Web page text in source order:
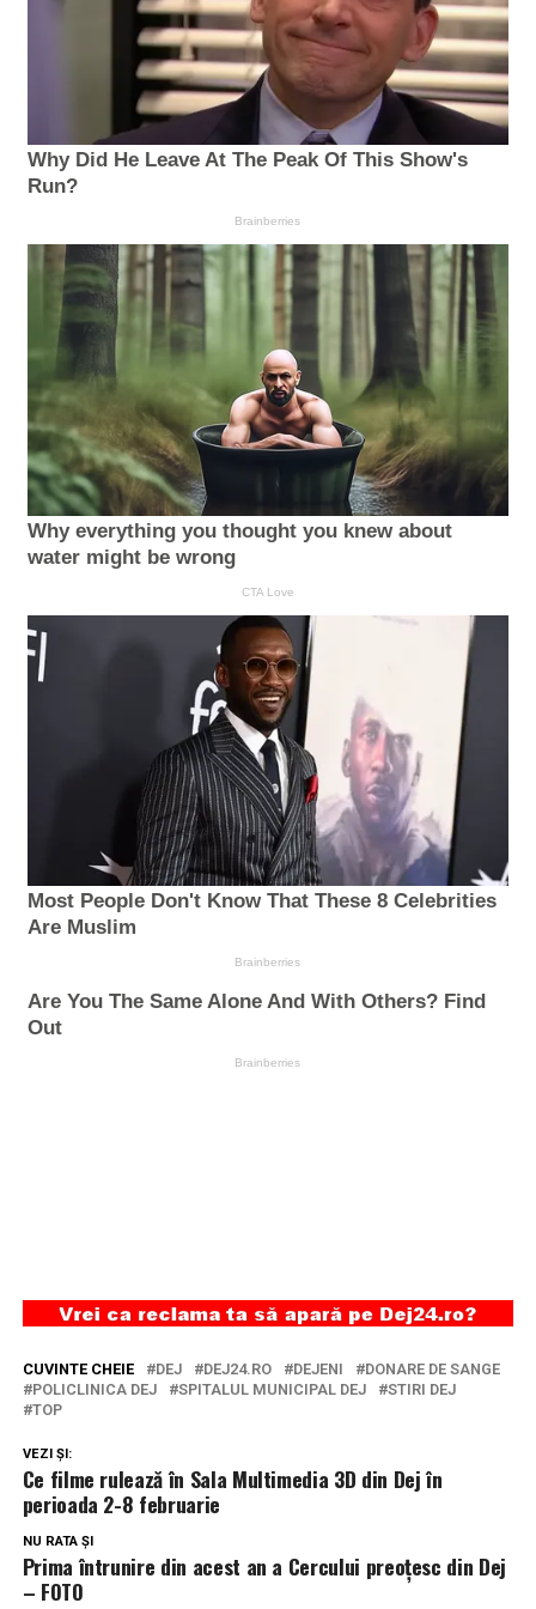
CUVINTE CHEIE DEJ DEJ24.RO DEJENI
DONARE DE SANGE
POLICLINICA DEJ
SPITALUL MUNICIPAL DEJ
STIRI DEJ
TOP
VEZI ȘI:
Ce filme rulează în Sala Multimedia 3D din Dej în
perioada 2-8 februarie
NU RATA ȘI
Prima întrunire din acest an a Cercului preoțesc din Dej
– FOTO